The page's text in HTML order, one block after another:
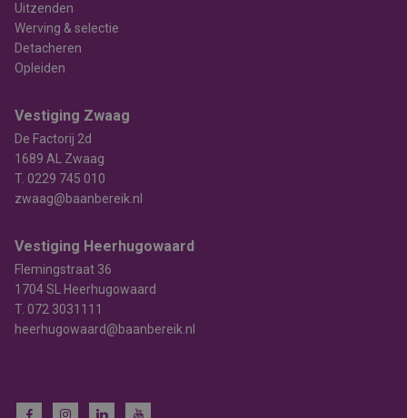
Uitzenden
Werving & selectie
Detacheren
Opleiden
Vestiging Zwaag
De Factorij 2d
1689 AL Zwaag
T. 0229 745 010
zwaag@baanbereik.nl
Vestiging Heerhugowaard
Flemingstraat 36
1704 SL Heerhugowaard
T. 072 3031111
heerhugowaard@baanbereik.nl